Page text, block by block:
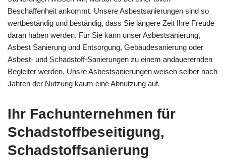
Beschaffenheit ankommt. Unsere Asbestsanierungen sind so
wertbeständig und beständig, dass Sie längere Zeit Ihre Freude
daran haben werden. Für Sie kann unser Asbestsanierung,
Asbest Sanierung und Entsorgung, Gebäudesanierung oder
Asbest- und Schadstoff-Sanierungen zu einem andauerernden
Begleiter werden. Unsre Asbestsanierungen weisen selber nach
Jahren der Nutzung kaum eine Abnutzung auf.
Ihr Fachunternehmen für
Schadstoffbeseitigung,
Schadstoffsanierung